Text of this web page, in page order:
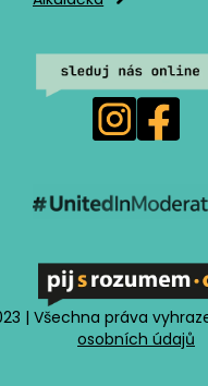
| Všechna práva
osobních údajů